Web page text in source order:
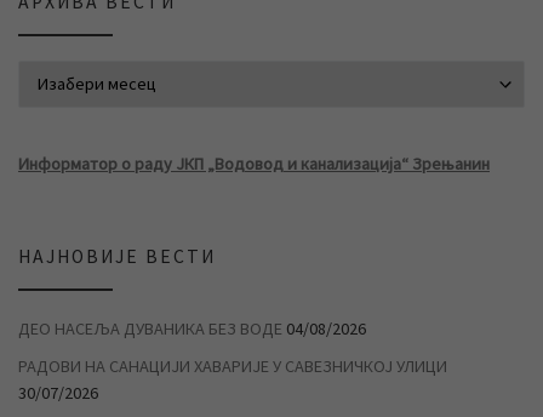
Информатор о раду ЈКП „Водовод и канализација“ Зрењанин
НАЈНОВИЈЕ ВЕСТИ
ДЕО НАСЕЉА ДУВАНИКА БЕЗ ВОДЕ 04/08/2026
РАДОВИ НА САНАЦИЈИ ХАВАРИЈЕ У САВЕЗНИЧКОЈ УЛИЦИ
30/07/2026